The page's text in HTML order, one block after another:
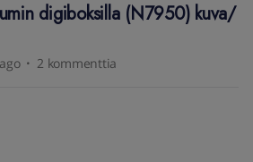
digiboksilla (N7950) kuva/
2 kommenttia